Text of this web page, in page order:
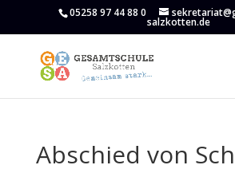
05258 97 44 88 0
salzkotten.de
Abschied von